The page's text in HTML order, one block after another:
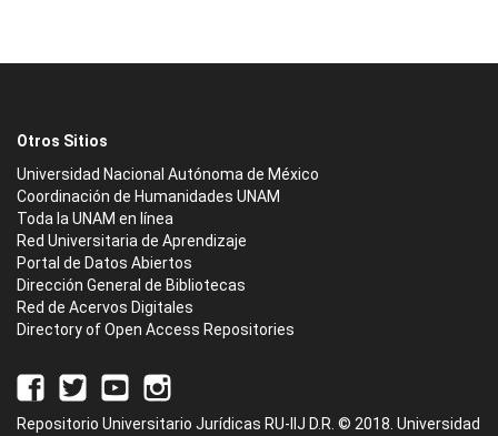
Otros Sitios
Universidad Nacional Autónoma de México
Coordinación de Humanidades UNAM
Toda la UNAM en línea
Red Universitaria de Aprendizaje
Portal de Datos Abiertos
Dirección General de Bibliotecas
Red de Acervos Digitales
Directory of Open Access Repositories
Repositorio Universitario Jurídicas RU-IIJ D.R. © 2018. Universidad